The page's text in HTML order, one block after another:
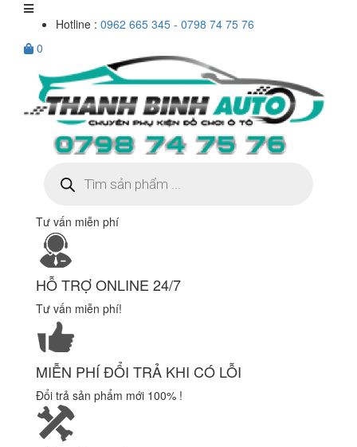
Hotline : 0962 665 345 - 0798 74 75 76
0
kiếm
sản
Tư vấn miễn phí
HỖ TRỢ ONLINE 24/7
Tư vấn miễn phí!
MIỄN PHÍ ĐỔI TRẢ KHI CÓ LỖI
Đổi trả sản phẩm mới 100% !